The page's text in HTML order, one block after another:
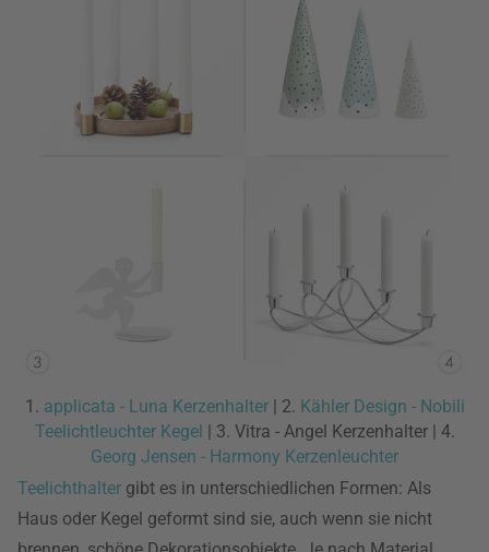
1. applicata - Luna Kerzenhalter| 2. Kähler Design - Nobili
Teelichtleuchter Kegel | 3. Vitra - Angel Kerzenhalter | 4.
Georg Jensen - Harmony Kerzenleuchter
Teelichthalter gibt es in unterschiedlichen Formen: Als
Haus oder Kegel geformt sind sie, auch wenn sie nicht